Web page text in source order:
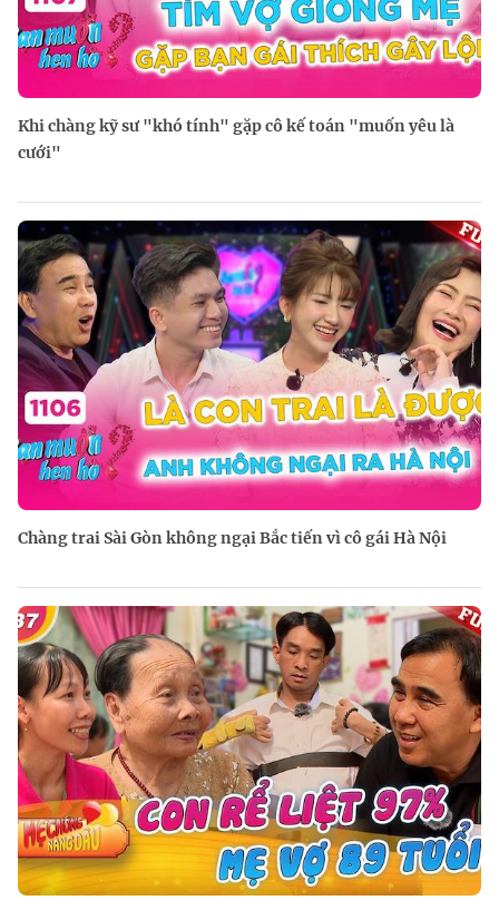
Khi chàng kỹ sư "khó tính" gặp cô kế toán "muốn yêu là
cưới"
Chàng trai Sài Gòn không ngại Bắc tiến vì cô gái Hà Nội